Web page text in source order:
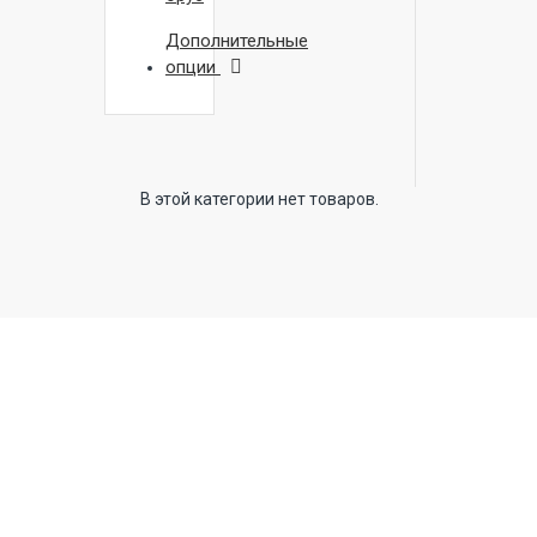
Дополнительные
опции
В этой категории нет товаров.